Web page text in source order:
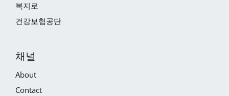
복지로
건강보험공단
채널
About
Contact